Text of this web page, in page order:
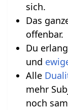
sich.
Das
offenbar.
Du
und
Alle
mehr
noch